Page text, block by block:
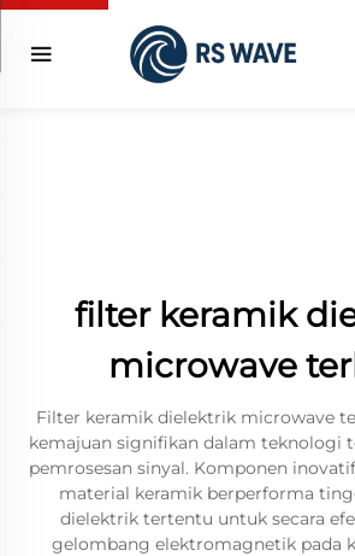
filter keramik
microwave
Filter keramik dielektrik microwave
kemajuan signifikan dalam teknologi
pemrosesan sinyal. Komponen
material keramik berperforma
dielektrik tertentu untuk secara
gelombang elektromagnetik pada